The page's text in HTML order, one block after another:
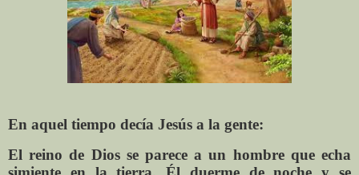
En aquel tiempo decía Jesús a la gente:
El reino de Dios se parece a un hombre que echa